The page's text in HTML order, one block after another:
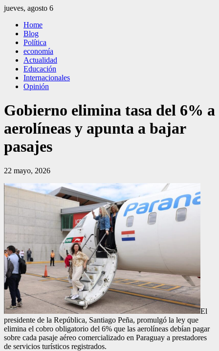
Saltar
contenido
jueves, agosto 6
El Independiente
El independiente Libre y Transparente
Home
Blog
Política
economía
Actualidad
Educación
Internacionales
Opinión
Gobierno elimina tasa del 6% a
aerolíneas y apunta a bajar
pasajes
22 mayo, 2026
El
presidente de la República, Santiago Peña, promulgó la ley que
elimina el cobro obligatorio del 6% que las aerolíneas debían pagar
sobre cada pasaje aéreo comercializado en Paraguay a prestadores
de servicios turísticos registrados.